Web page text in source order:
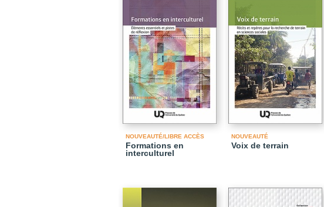
NOUVEAUTÉ/LIBRE ACCÈS
Formations en
interculturel
NOUVEAUTÉ
Voix de terrain